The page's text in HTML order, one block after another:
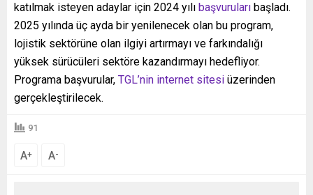
katılmak isteyen adaylar için 2024 yılı başvuruları başladı.
2025 yılında üç ayda bir yenilenecek olan bu program,
lojistik sektörüne olan ilgiyi artırmayı ve farkındalığı
yüksek sürücüleri sektöre kazandırmayı hedefliyor.
Programa başvurular, TGL’nin internet sitesi üzerinden
gerçekleştirilecek.
91
A+ A-